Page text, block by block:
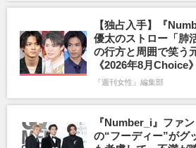
【独占入手】『
優太のストロー「肺
の行方と周囲で笑う
《2026年8月Choice》
『週刊女性』編集部
『Number_i』ファ
の“フーディー”がグ